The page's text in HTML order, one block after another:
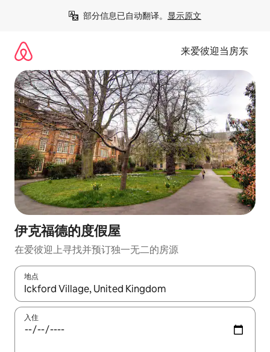
部分信息已自动翻译。 显示原文
来爱彼迎当房东
伊克福德的度假屋
在爱彼迎上寻找并预订独一无二的房源
地点
如有搜索结果，请使用上下方向键查看，或通过点击或滑动手势
入住